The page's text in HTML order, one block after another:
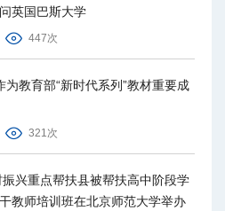
英国巴斯大学
447次
为教育部“新时代系列”教材重要成
321次
兴重点帮扶县被帮扶高中阶段学
教师培训班在北京师范大学举办